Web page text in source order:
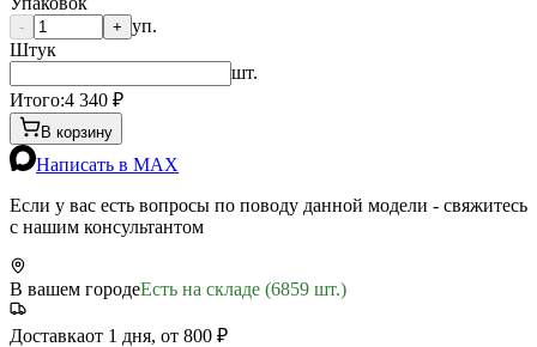
- + уп.
Штук
шт.
Итого:4 340 ₽
В корзину
Написать в MAX
Если у вас есть вопросы по поводу данной модели - свяжитесь
с нашим консультантом
В вашем городеЕсть на складе (6859 шт.)
Доставкаот 1 дня, от 800 ₽